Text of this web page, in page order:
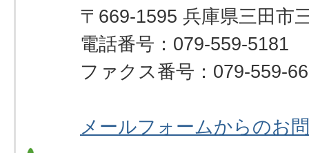
〒669-1595 兵庫県三田市
電話番号：079-559-5181
ファクス番号：079-559-
メールフォームからのお